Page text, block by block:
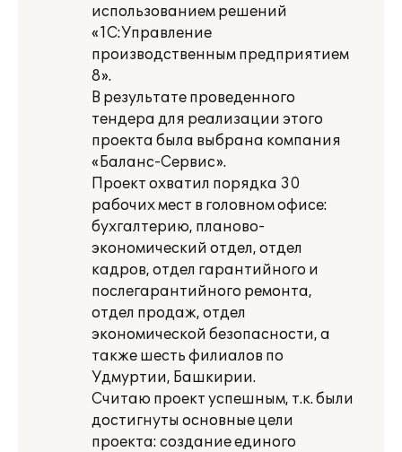
использованием решений
«1С:Управление
производственным предприятием
8».
В результате проведенного
тендера для реализации этого
проекта была выбрана компания
«Баланс-Сервис».
Проект охватил порядка 30
рабочих мест в головном офисе:
бухгалтерию, планово-
экономический отдел, отдел
кадров, отдел гарантийного и
послегарантийного ремонта,
отдел продаж, отдел
экономической безопасности, а
также шесть филиалов по
Удмуртии, Башкирии.
Cчитаю проект успешным, т.к. были
достигнуты основные цели
проекта: создание единого